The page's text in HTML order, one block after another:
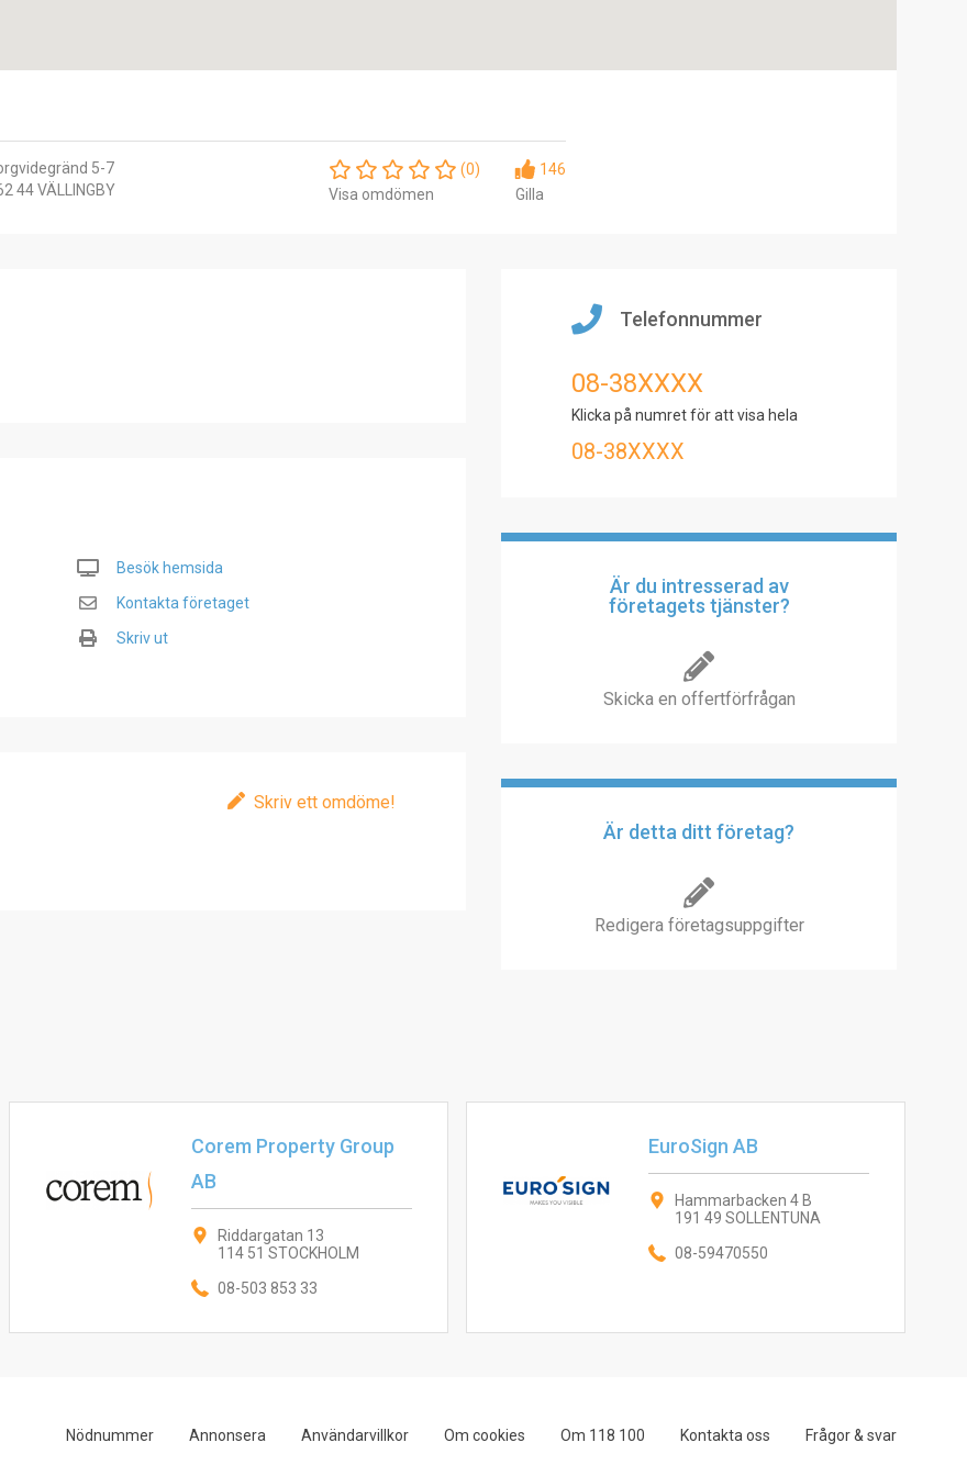
5-7
44 VÄLLINGBY
(0)
Visa omdömen
146
Gilla
Besök hemsida
Kontakta företaget
Skriv ut
Skriv ett omdöme!
Telefonnummer
08-38XXXX
Klicka på numret för att visa hela
08-38XXXX
Är du intresserad av
företagets tjänster?
Skicka en offertförfrågan
Är detta ditt företag?
Redigera företagsuppgifter
Corem Property Group
AB
Riddargatan 13
114 51 STOCKHOLM
08-503 853 33
EuroSign AB
Hammarbacken 4 B
191 49 SOLLENTUNA
08-59470550
Nödnummer Annonsera Användarvillkor Om cookies Om 118 100 Kontakta oss Frågor & svar